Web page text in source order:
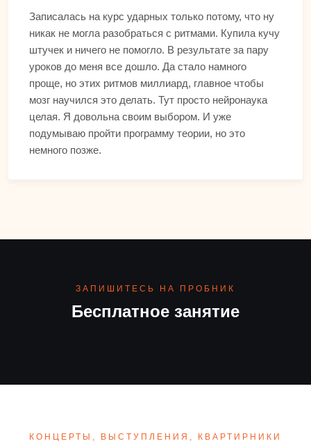
Записалась на курс ударных только потому, что ну
никак не могла разобраться с ритмами. Купила кучу
штучек и ничего не помогло. В результате за пару
уроков до меня все дошло. Да стало намного
проще, но этих ритмов миллиард, главное чтобы
мозг научился это делать. Тут просто нейронаука
целая. Я довольна своим выбором. И уже
подумываю пройти программу теории, но это
немного позже.
Бесплатное занятие
ЗАПИШИТЕСЬ НА ПРОБНИК
КОНЦЕРТЫ, ВЫСТУПЛЕНИЯ, КВАРТИРНИКИ